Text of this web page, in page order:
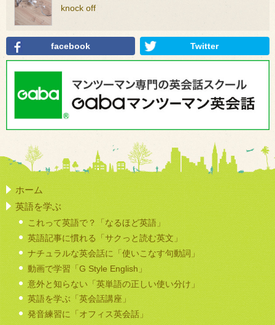
knock off
facebook Twitter
ホーム
英語を学ぶ
これって英語で？「なるほど英語」
英語記事に慣れる「サクっと読む英文」
ナチュラルな英会話に「使いこなす句動詞」
動画で学習「G Style English」
意外と知らない「英単語の正しい使い分け」
英語を学ぶ「英会話講座」
発音練習に「オフィス英会話」